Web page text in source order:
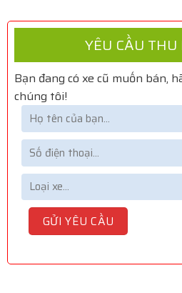
YÊU CẦU
Bạn đang có xe cũ muốn bán,
chúng tôi!